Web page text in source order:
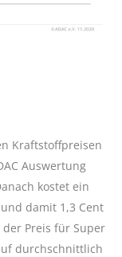
Kraftstoffpreisen
Auswertung
kostet ein
damit 1,3 Cent
Preis für Super
durchschnittlich